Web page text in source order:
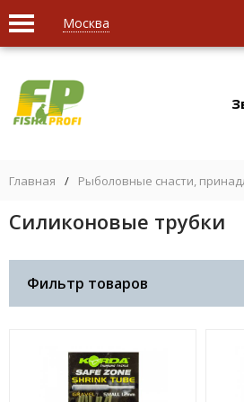
Москва
Главная / Рыболовные снасти,
Силиконовые трубки
Фильтр товаров